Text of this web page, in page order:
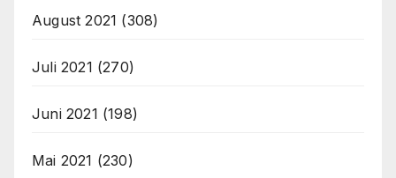
August 2021 (308)
Juli 2021 (270)
Juni 2021 (198)
Mai 2021 (230)